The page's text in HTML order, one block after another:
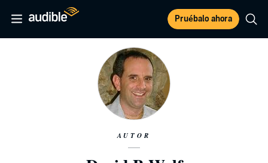
Pruébalo ahora
AUTOR